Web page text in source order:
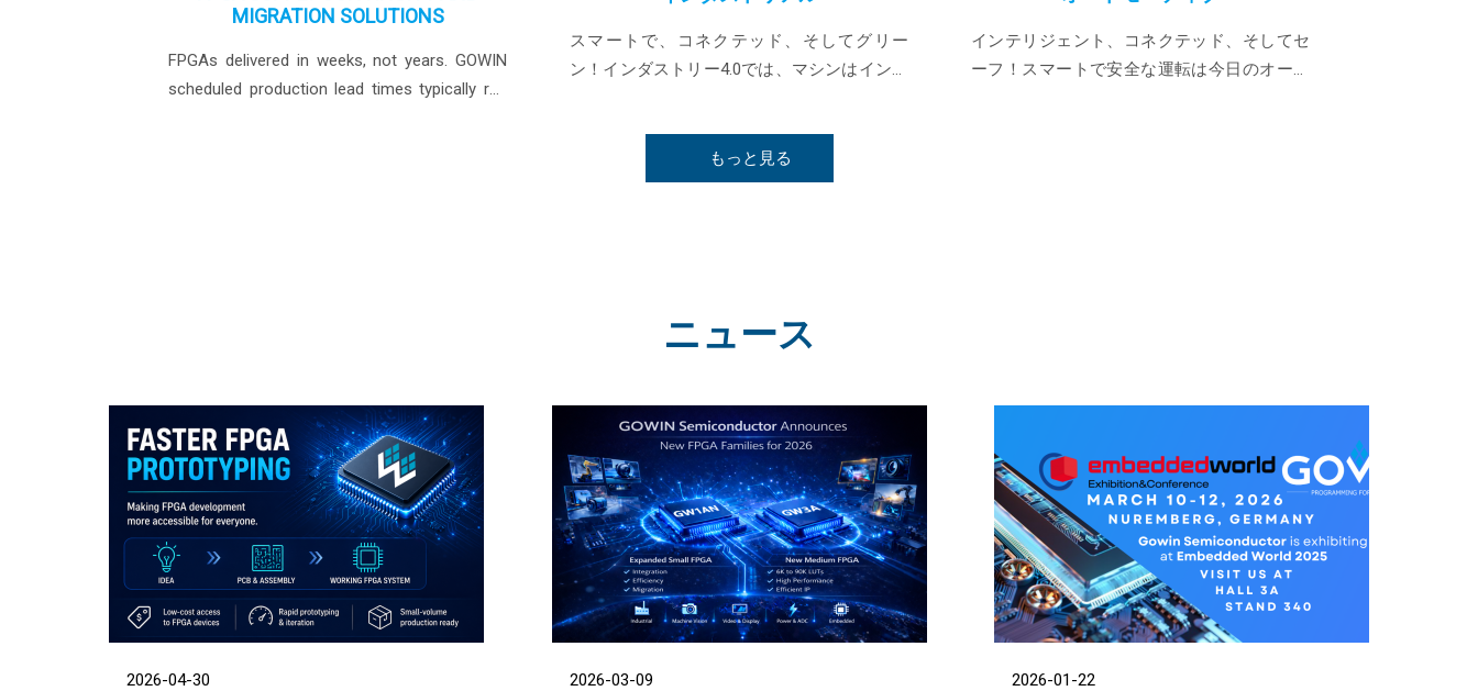
Industrial Automation Smart Cameras Autonomous Systems ADAS Medical Imaging Intelligent
Transportation
MIGRATION SOLUTIONS
FPGAs delivered in weeks, not years. GOWIN
scheduled production lead times typically run
スマートで、コネクテッド、そしてグリー
ン！インダストリー4.0では、マシンはインテ
力、エンべデッドDDR / SDRAMおよび高性能
DSPなどの特徴を備えたGOWIN FPGAは...
インテリジェント、コネクテッド、そしてセ
ーフ！スマートで安全な運転は今日のオート
もっと見る
ニュース
2026-04-30 2026-03-09 2026-01-22